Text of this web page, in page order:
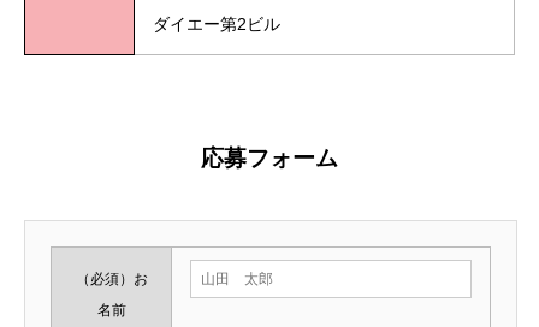
ダイエー第2ビル
応募フォーム
（必須） お
名前